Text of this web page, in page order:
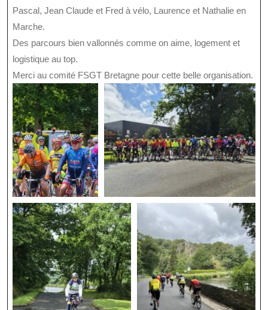
Pascal, Jean Claude et Fred à vélo, Laurence et Nathalie en
Marche.
Des parcours bien vallonnés comme on aime, logement et
logistique au top.
Merci au comité FSGT Bretagne pour cette belle organisation.